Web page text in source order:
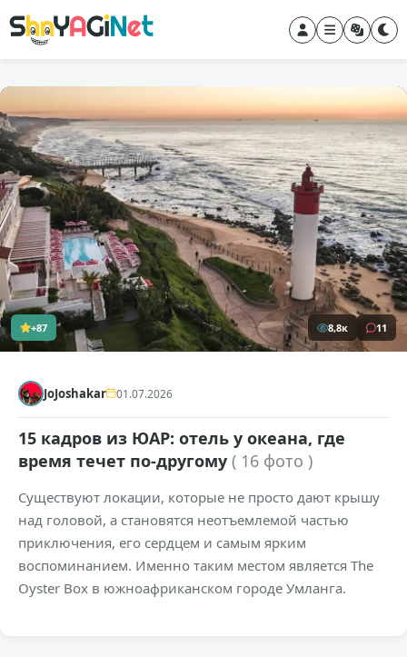
+87 8,8к 11
JoJoshakar 01.07.2026
15 кадров из ЮАР: отель у океана, где
время течет по-другому ( 16 фото )
Существуют локации, которые не просто дают крышу
над головой, а становятся неотъемлемой частью
приключения, его сердцем и самым ярким
воспоминанием. Именно таким местом является The
Oyster Box в южноафриканском городе Умланга.